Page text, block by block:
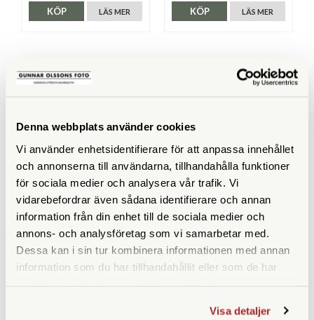
Denna webbplats använder cookies
Vi använder enhetsidentifierare för att anpassa innehållet
och annonserna till användarna, tillhandahålla funktioner
för sociala medier och analysera vår trafik. Vi
vidarebefordrar även sådana identifierare och annan
information från din enhet till de sociala medier och
annons- och analysföretag som vi samarbetar med.
Dessa kan i sin tur kombinera informationen med annan
information som du har tillhandahållit eller som de har
Visa detaljer
LÄS MER
KÖP LÄS MER
KÖP
Polaroid Fujifilm
Gentle Rose